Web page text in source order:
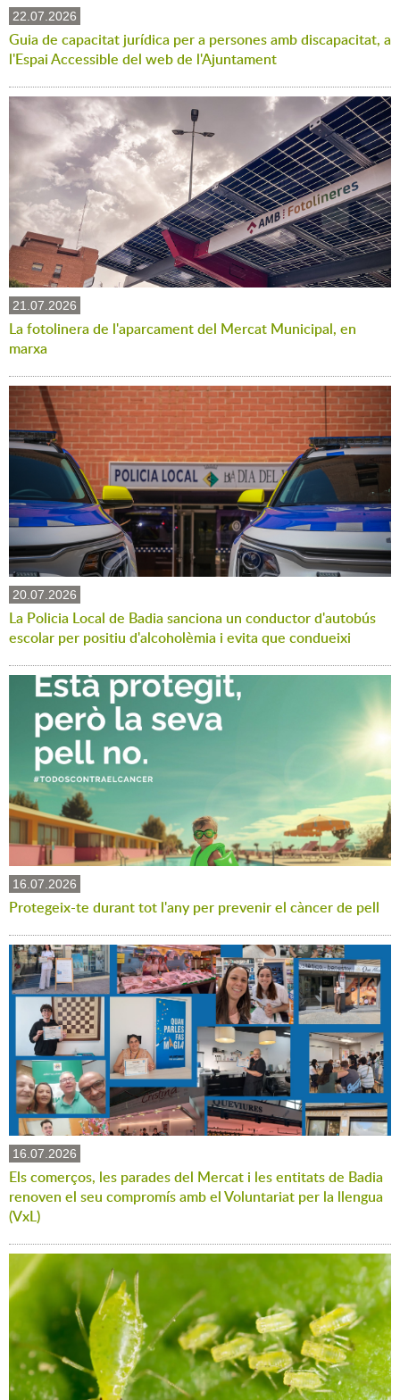
22.07.2026
Guia de capacitat jurídica per a persones amb discapacitat, a
l'Espai Accessible del web de l'Ajuntament
21.07.2026
La fotolinera de l'aparcament del Mercat Municipal, en
marxa
20.07.2026
La Policia Local de Badia sanciona un conductor d'autobús
escolar per positiu d'alcoholèmia i evita que condueixi
16.07.2026
Protegeix-te durant tot l'any per prevenir el càncer de pell
16.07.2026
Els comerços, les parades del Mercat i les entitats de Badia
renoven el seu compromís amb el Voluntariat per la llengua
(VxL)